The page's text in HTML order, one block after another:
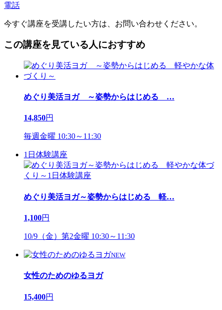
電話
今すぐ講座を受講したい方は、お問い合わせください。
この講座を見ている人におすすめ
めぐり美活ヨガ ～姿勢からはじめる …
14,850円
毎週金曜 10:30～11:30
1日体験講座
めぐり美活ヨガ～姿勢からはじめる 軽…
1,100円
10/9（金）第2金曜 10:30～11:30
NEW
女性のためのゆるヨガ
15,400円